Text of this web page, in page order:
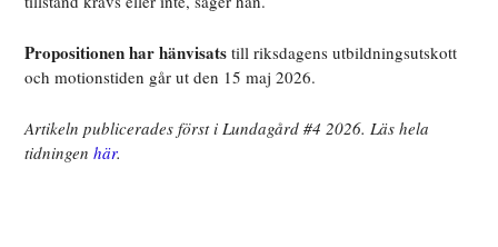
Propositionen har hänvisats till riksdagens utbildningsutskott
och motionstiden går ut den 15 maj 2026.
Artikeln publicerades först i Lundagård #4 2026. Läs hela
tidningenhär.